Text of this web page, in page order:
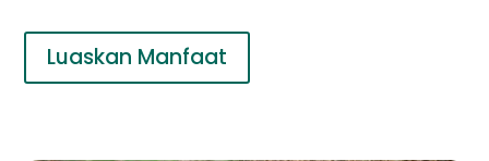
Luaskan Manfaat